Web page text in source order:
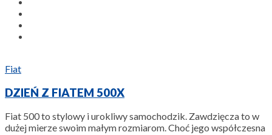
Fiat
DZIEŃ Z FIATEM 500X
Fiat 500 to stylowy i urokliwy samochodzik. Zawdzięcza to w
dużej mierze swoim małym rozmiarom. Choć jego współczesna